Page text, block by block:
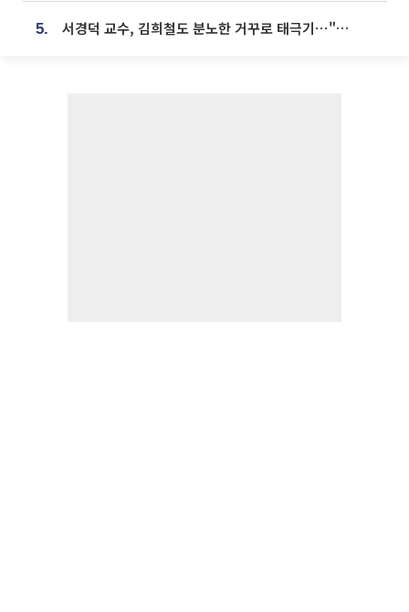
5. 서경덕 교수, 김희철도 분노한 거꾸로 태극기⋯"엉터리는 아냐, 아쉬울 뿐"